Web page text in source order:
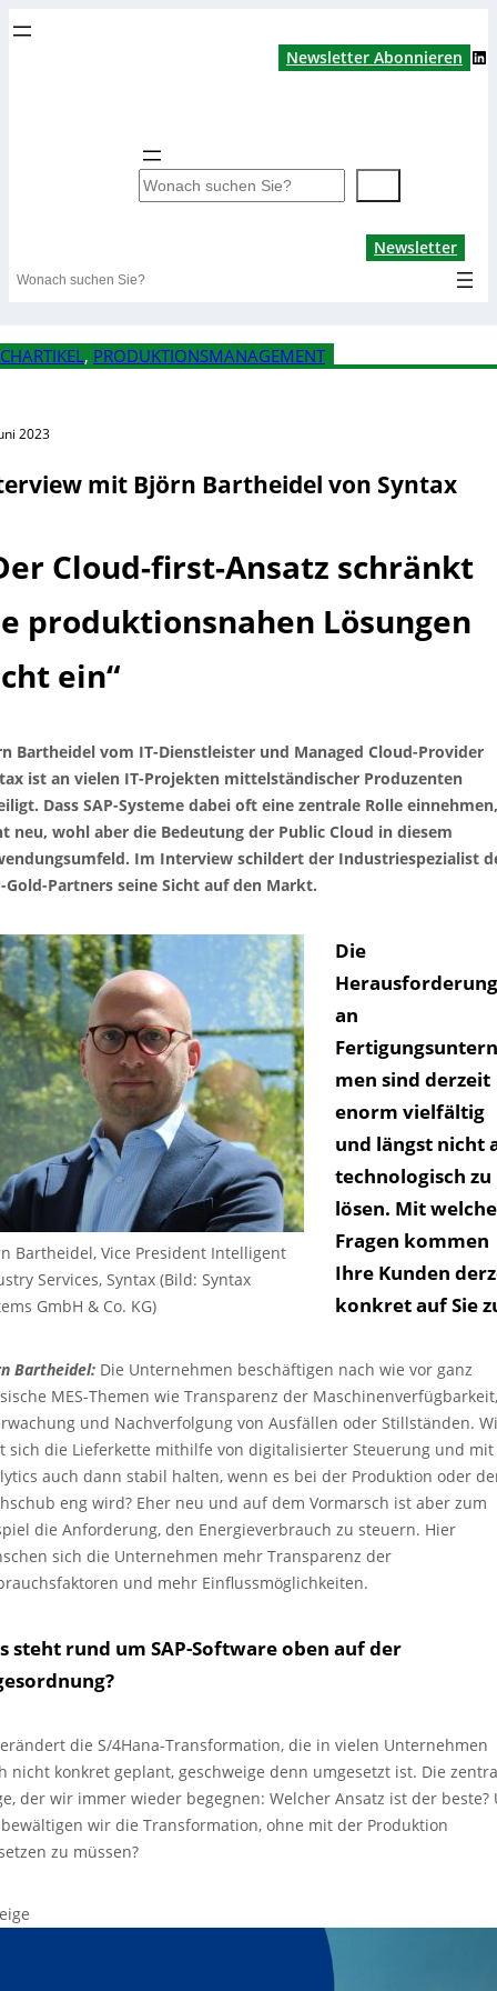
Newsletter Abonnieren LinkedIn
S
u
e
Newsletter
Search
, PRODUKTIONSMANAGEMENT
2023
mit Björn Bartheidel von Syntax
Cloud-first-Ansatz schränkt
produktionsnahen Lösungen
ein“
Bartheidel vom IT-Dienstleister und Managed Cloud-Provider
ist an vielen IT-Projekten mittelständischer Produzenten
Dass SAP-Systeme dabei oft eine zentrale Rolle
neu, wohl aber die Bedeutung der Public Cloud in diesem
Im Interview schildert der Industriespezialist
Gold-Partners seine Sicht auf den Markt.
Bartheidel, Vice President Intelligent
Services, Syntax (Bild: Syntax
GmbH & Co. KG)
Die
an
men sind derzeit
enorm vielfältig
und längst nicht
technologisch zu
lösen. Mit
Fragen kommen
Ihre Kunden
konkret auf Sie
Bartheidel: Die Unternehmen beschäftigen nach wie vor ganz
MES-Themen wie Transparenz der Maschinenverfügbarkeit,
und Nachverfolgung von Ausfällen oder Stillständen.
sich die Lieferkette mithilfe von digitalisierter Steuerung und mit
auch dann stabil halten, wenn es bei der Produktion oder
eng wird? Eher neu und auf dem Vormarsch ist aber zum
die Anforderung, den Energieverbrauch zu steuern. Hier
sich die Unternehmen mehr Transparenz der
und mehr Einflussmöglichkeiten.
steht rund um SAP-Software oben auf der
die S/4Hana-Transformation, die in vielen Unternehmen
nicht konkret geplant, geschweige denn umgesetzt ist. Die
der wir immer wieder begegnen: Welcher Ansatz ist der beste?
wir die Transformation, ohne mit der Produktion
zu müssen?